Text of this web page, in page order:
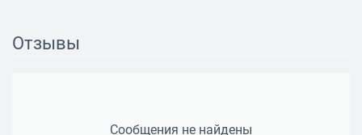
Отзывы
Сообщения не найдены